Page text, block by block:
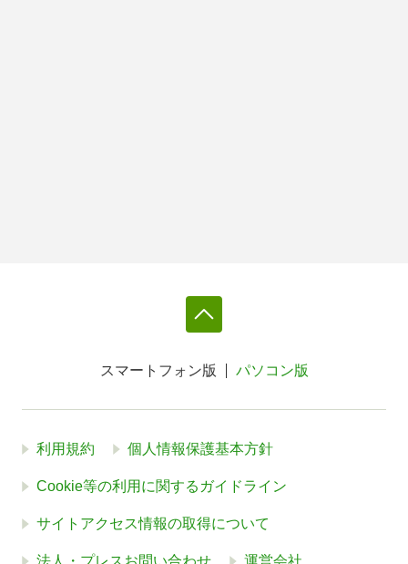
スマートフォン版 パソコン版
利用規約 個人情報保護基本方針
Cookie等の利用に関するガイドライン
サイトアクセス情報の取得について